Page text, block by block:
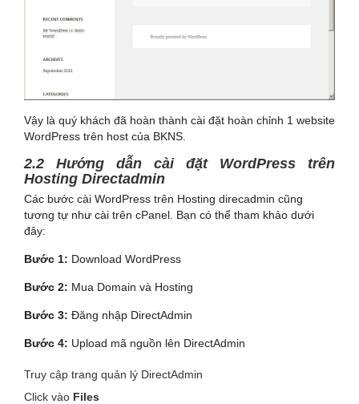
Vậy là quý khách đã hoàn thành cài đặt hoàn chỉnh 1 website
WordPress trên host của BKNS.
2.2 Hướng dẫn cài đặt WordPress trên
Hosting Directadmin
Các bước cài WordPress trên Hosting direcadmin cũng
tương tự như cài trên cPanel. Bạn có thể tham khảo dưới
đây:
Bước 1: Download WordPress
Bước 2: Mua Domain và Hosting
Bước 3: Đăng nhập DirectAdmin
Bước 4: Upload mã nguồn lên DirectAdmin
Truy cập trang quản lý DirectAdmin
Click vào Files